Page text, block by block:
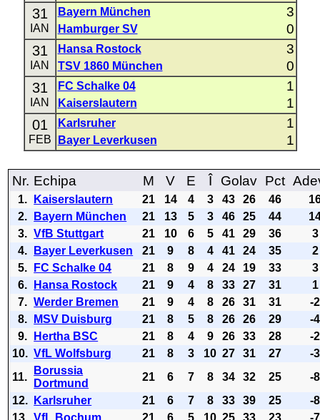
31
IAN
Bayern München 3
Hamburger SV 0
31
IAN
Hansa Rostock 3
TSV 1860 München 0
31
IAN
FC Schalke 04 1
Kaiserslautern 1
01
FEB
Karlsruher 1
Bayer Leverkusen 1
Nr. Echipa M V E Î Golav Pct
1. Kaiserslautern 21 14 4 3 43 26 46
2.
Bayern München 21 13 5 3 46 25 44
3. VfB Stuttgart 21 10 6 5 41 29 36
3
4.
Bayer Leverkusen 21 9 8 4 41 24 35
2
5.
FC Schalke 04 21 8 9 4 24 19 33
3
6.
Hansa Rostock 21 9 4 8 33 27 31
1
7. Werder Bremen 21 9 4 8 26 31 31
-2
8.
MSV Duisburg 21 8 5 8 26 26 29
-4
9.
Hertha BSC 21 8 4 9 26 33 28
-2
10. VfL Wolfsburg 21 8 3 10 27 31 27
-3
11.
Borussia
Dortmund
21 6 7 8 34 32 25
-8
12.
Karlsruher 21 6 7 8 33 39 25
-8
13. VfL Bochum 21 6 5 10 25 33 23
-7